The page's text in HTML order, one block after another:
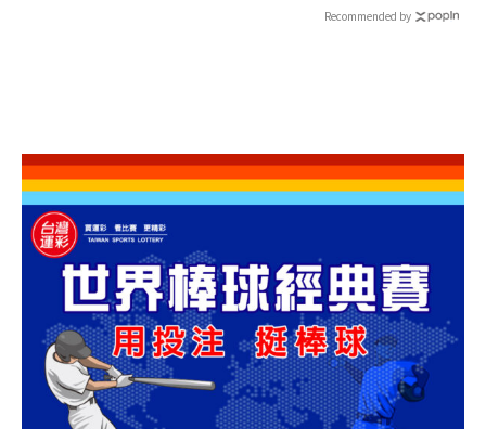
Recommended by